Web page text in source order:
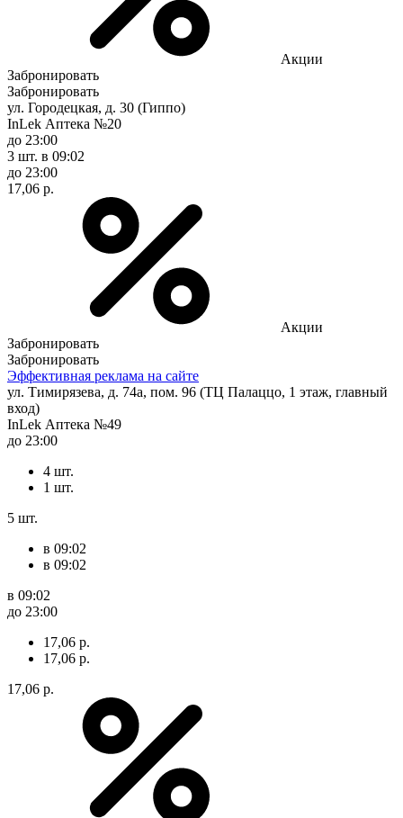
Акции
Забронировать
Забронировать
ул. Городецкая, д. 30 (Гиппо)
InLek Аптека №20
до 23:00
3 шт. в 09:02
до 23:00
17,06 р.
Акции
Забронировать
Забронировать
Эффективная реклама на сайте
ул. Тимирязева, д. 74а, пом. 96 (ТЦ Палаццо, 1 этаж, главный
вход)
InLek Аптека №49
до 23:00
4 шт.
1 шт.
5 шт.
в 09:02
в 09:02
в 09:02
до 23:00
17,06 р.
17,06 р.
17,06 р.